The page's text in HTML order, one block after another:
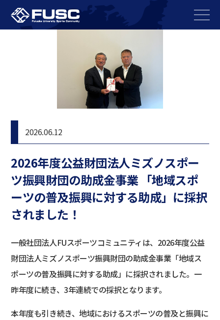
2026.06.12
2026年度公益財団法人ミズノスポー
ツ振興財団の助成金事業 「地域スポ
ーツの普及振興に対する助成」に採択
されました！
一般社団法人FUスポーツコミュニティは、2026年度公益
財団法人ミズノスポーツ振興財団の助成金事業「地域ス
ポーツの普及振興に対する助成」に採択されました。一
昨年度に続き、3年連続での採択となります。
本年度も引き続き、地域におけるスポーツの普及と振興に